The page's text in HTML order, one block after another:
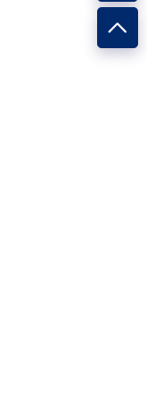
kemasan akan
lagi sebelum